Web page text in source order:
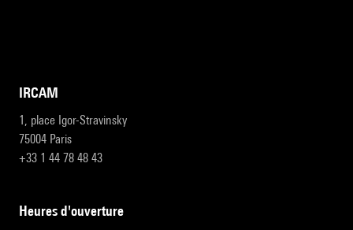
IRCAM
1, place Igor-Stravinsky
75004 Paris
+33 1 44 78 48 43
heures d'ouverture